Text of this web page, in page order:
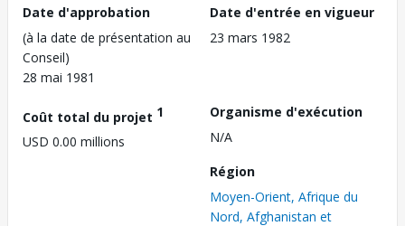
Date d'approbation
(à la date de présentation au
Conseil)
28 mai 1981
Date d'entrée en vigueur
23 mars 1982
Coût total du projet 1
USD 0.00 millions
Organisme d'exécution
N/A
Région
Moyen-Orient, Afrique du
Nord, Afghanistan et